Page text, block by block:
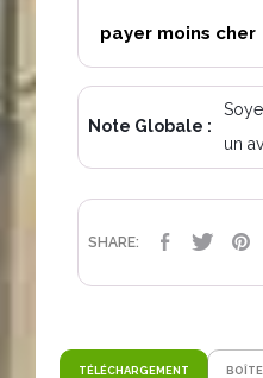
payer moins cher
Note Globale :
un
SHARE:
TÉLÉCHARGEMENT BOÎTE